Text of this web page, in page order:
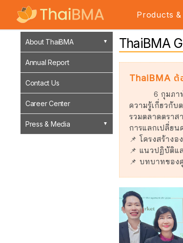
Products
About ThaiBMA
Annual Report
Contact Us
Career Center
Press & Media
ThaiBMA
ThaiBMA ต้
6 กุมภา
ความรู้เกี่ยวกั
รวมตลาดตราส
การแลกเปลี่ย
📌 โครงสร้าง
📌 แนวปฏิบัติแ
📌 บทบาทของ